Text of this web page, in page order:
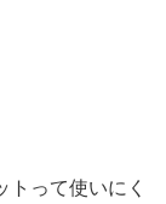
トって使いにく